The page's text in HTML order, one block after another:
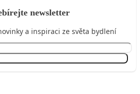
newsletter
a inspiraci ze světa bydlení